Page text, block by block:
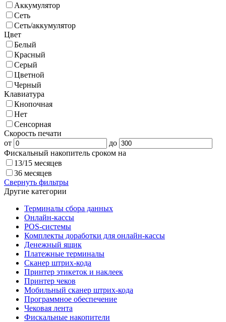
Аккумулятор
Сеть
Сеть/аккумулятор
Цвет
Белый
Красный
Серый
Цветной
Черный
Клавиатура
Кнопочная
Нет
Сенсорная
Скорость печати
от
до
Фискальный накопитель сроком на
13/15 месяцев
36 месяцев
Свернуть фильтры
Другие категории
Терминалы сбора данных
Онлайн-кассы
POS-системы
Комплекты доработки для онлайн-кассы
Денежный ящик
Платежные терминалы
Сканер штрих-кода
Принтер этикеток и наклеек
Принтер чеков
Мобильный сканер штрих-кода
Программное обеспечение
Чековая лента
Фискальные накопители